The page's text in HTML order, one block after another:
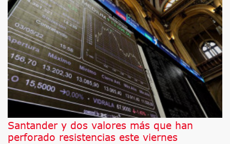
Santander y dos valores más que han
perforado resistencias este viernes